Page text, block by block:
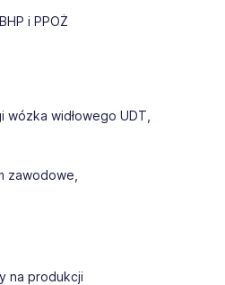
i PPOŻ
wózka widłowego UDT,
zawodowe,
na produkcji